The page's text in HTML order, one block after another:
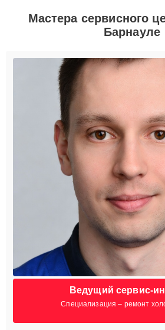
Мастера сервисного
Барнауле
Ведущий сервис-
Специализация – ремонт